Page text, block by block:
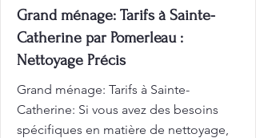
Grand ménage: Tarifs à Sainte-
Catherine par Pomerleau :
Nettoyage Précis
Grand ménage: Tarifs à Sainte-
Catherine: Si vous avez des besoins
spécifiques en matière de nettoyage,